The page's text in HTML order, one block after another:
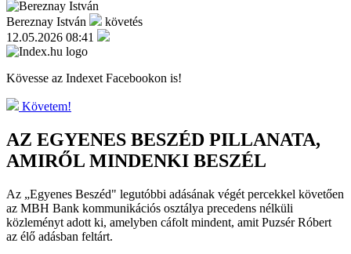
Bereznay István
követés
12.05.2026 08:41
Kövesse az Indexet Facebookon is!
Követem!
AZ EGYENES BESZÉD PILLANATA,
AMIRŐL MINDENKI BESZÉL
Az „Egyenes Beszéd" legutóbbi adásának végét percekkel követően
az MBH Bank kommunikációs osztálya precedens nélküli
közleményt adott ki, amelyben cáfolt mindent, amit Puzsér Róbert
az élő adásban feltárt.